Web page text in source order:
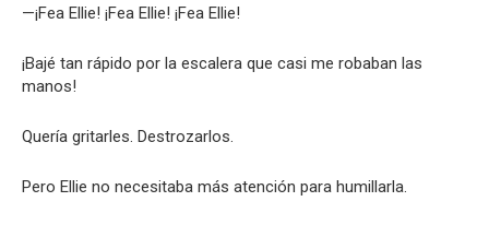
—¡Fea Ellie! ¡Fea Ellie! ¡Fea Ellie!
¡Bajé tan rápido por la escalera que casi me robaban las
manos!
Quería gritarles. Destrozarlos.
Pero Ellie no necesitaba más atención para humillarla.